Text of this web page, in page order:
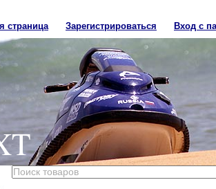
страница Зарегистрироваться Вход с